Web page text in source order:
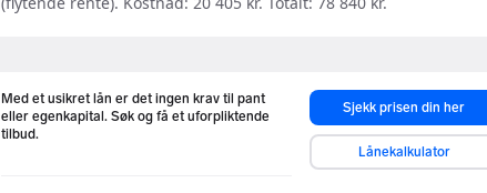
Med et usikret lån er det ingen krav til pant
eller egenkapital. Søk og få et uforpliktende
tilbud.
Sjekk prisen din her
Lånekalkulator